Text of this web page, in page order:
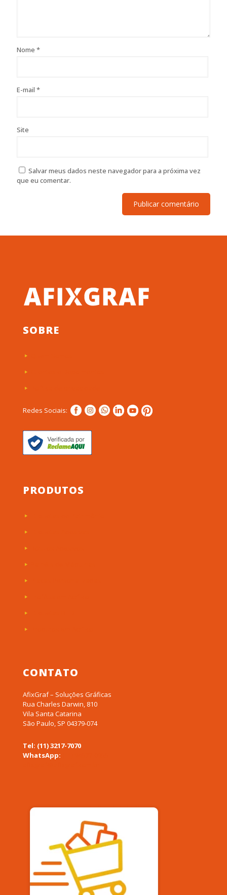
Nome *
E-mail *
Site
Salvar meus dados neste navegador para a próxima vez
que eu comentar.
SOBRE
Redes Sociais:
PRODUTOS
CONTATO
AfixGraf – Soluções Gráficas
Rua Charles Darwin, 810
Vila Santa Catarina
São Paulo, SP 04379-074
Tel: (11) 3217-7070
WhatsApp: